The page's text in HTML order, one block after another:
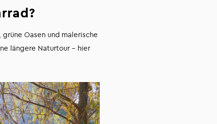
Oasen und malerische
längere Naturtour – hier